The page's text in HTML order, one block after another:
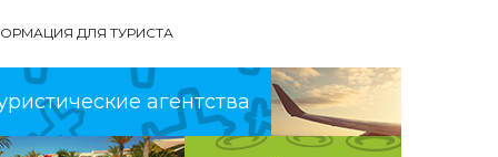
ДЛЯ ТУРИСТА
агентства